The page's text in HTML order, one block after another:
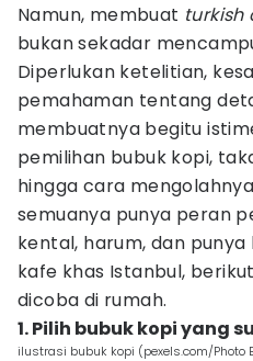
Namun, membuat turkish
bukan sekadar
Diperlukan ketelitian,
pemahaman tentang
membuatnya begitu
pemilihan bubuk kopi,
hingga cara
semuanya punya peran
kental, harum, dan
kafe khas Istanbul,
dicoba di rumah.
1. Pilih bubuk kopi yang
ilustrasi bubuk kopi (pexels.com/Photo